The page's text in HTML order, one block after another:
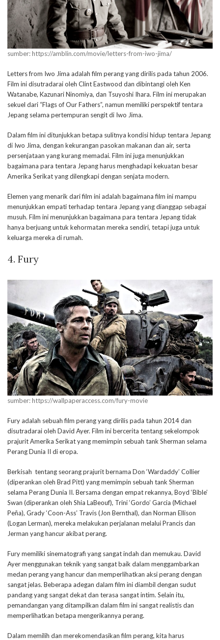
sumber: https://amblin.com/movie/letters-from-iwo-jima/
Letters from Iwo Jima adalah film perang yang dirilis pada tahun 2006.
Film ini disutradarai oleh Clint Eastwood dan dibintangi oleh Ken
Watanabe, Kazunari Ninomiya, dan Tsuyoshi Ihara. Film ini merupakan
sekuel dari “Flags of Our Fathers”, namun memiliki perspektif tentara
Jepang selama pertempuran sengit di Iwo Jima.
Dalam film ini ditunjukkan betapa sulitnya kondisi hidup tentara Jepang
di Iwo Jima, dengan kekurangan pasokan makanan dan air, serta
persenjataan yang kurang memadai. Film ini juga menunjukkan
bagaimana para tentara Jepang harus menghadapi kekuatan besar
Amerika Serikat yang dilengkapi dengan senjata modern.
Elemen yang menarik dari film ini adalah bagaimana film ini mampu
menunjukkan empati terhadap tentara Jepang yang dianggap sebagai
musuh. Film ini menunjukkan bagaimana para tentara Jepang tidak
hanya berjuang untuk kehormatan mereka sendiri, tetapi juga untuk
keluarga mereka di rumah.
4. Fury
sumber: https://wallpaperaccess.com/fury-movie
Fury adalah sebuah film perang yang dirilis pada tahun 2014 dan
disutradarai oleh David Ayer. Film ini bercerita tentang sekelompok
prajurit Amerika Serikat yang memimpin sebuah tank Sherman selama
Perang Dunia II di eropa.
Berkisah tentang seorang prajurit bernama Don ‘Wardaddy’ Collier
(diperankan oleh Brad Pitt) yang memimpin sebuah tank Sherman
selama Perang Dunia II. Bersama dengan empat rekannya, Boyd ‘Bible’
Swan (diperankan oleh Shia LaBeouf), Trini ‘Gordo’ Garcia (Michael
Peña), Grady ‘Coon-Ass’ Travis (Jon Bernthal), dan Norman Ellison
(Logan Lerman), mereka melakukan perjalanan melalui Prancis dan
Jerman yang hancur akibat perang.
Fury memiliki sinematografi yang sangat indah dan memukau. David
Ayer menggunakan teknik yang sangat baik dalam menggambarkan
medan perang yang hancur dan memperlihatkan aksi perang dengan
sangat jelas. Beberapa adegan dalam film ini diambil dengan sudut
pandang yang sangat dekat dan terasa sangat intim. Selain itu,
pemandangan yang ditampilkan dalam film ini sangat realistis dan
memperlihatkan betapa mengerikannya perang.
Dalam memilih dan merekomendasikan film perang, kita harus